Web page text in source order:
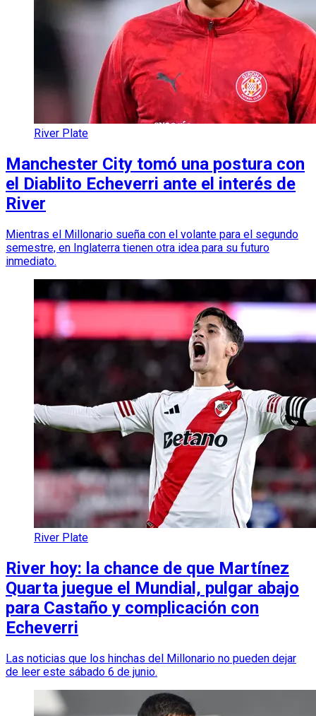
River Plate
Manchester City tomó una postura con
el Diablito Echeverri ante el interés de
River
Mientras el Millonario sueña con el volante para el segundo
semestre, en Inglaterra tienen otra idea para su futuro
inmediato.
River Plate
River hoy: la chance de que Martínez
Quarta juegue el Mundial, pulgar abajo
para Castaño y complicación con
Echeverri
Las noticias que los hinchas del Millonario no pueden dejar
de leer este sábado 6 de junio.